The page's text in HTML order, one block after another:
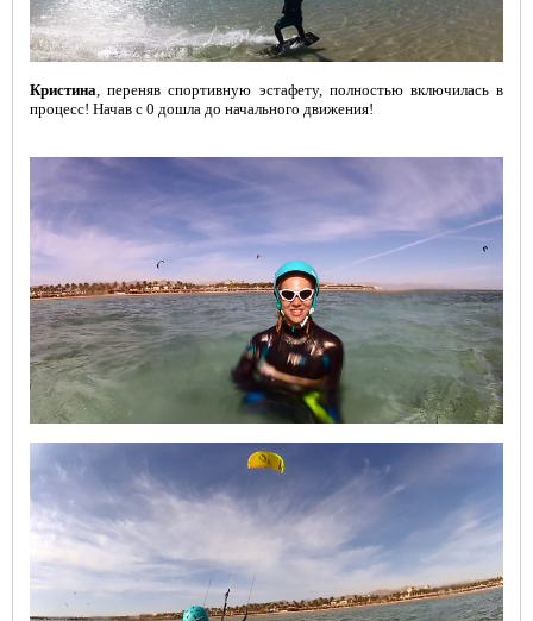
Кристина, переняв спортивную эстафету, полностью включилась в
процесс! Начав с 0 дошла до начального движения!